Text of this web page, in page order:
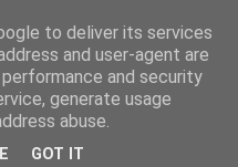
Earth 5
to deliver its services
and user-agent are
and security
generate usage
abuse.
GOT IT